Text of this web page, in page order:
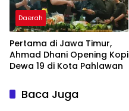
Daerah
Pertama di Jawa Timur,
Ahmad Dhani Opening Kopi
Dewa 19 di Kota Pahlawan
Baca Juga